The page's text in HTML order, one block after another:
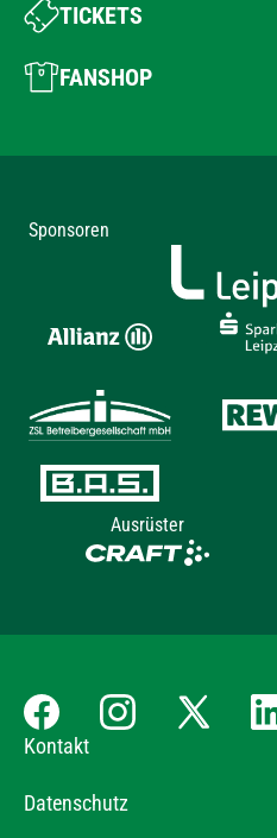
TICKETS
FANSHOP
Sponsoren
Ausrüster
Kontakt
Datenschutz